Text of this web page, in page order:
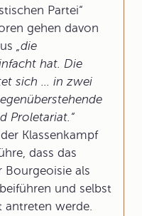
Partei“
gehen davon
„die
hat. Die
sich ... in zwei
Proletariat.“
Klassenkampf
dass das
Bourgeoisie als
und selbst
antreten werde.